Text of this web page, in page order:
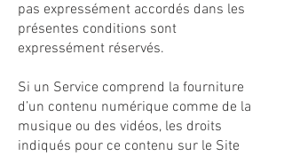
pas expressément accordés dans les
présentes conditions sont
expressément réservés.
Si un Service comprend la fourniture
d’un contenu numérique comme de la
musique ou des vidéos, les droits
indiqués pour ce contenu sur le Site